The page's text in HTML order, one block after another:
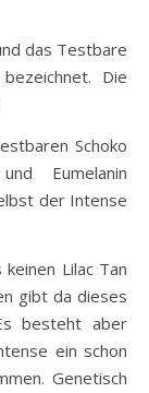
das Testbare
Die
Schoko
Eumelanin
der Intense
Lilac Tan
gibt da dieses
besteht aber
ein schon
Genetisch